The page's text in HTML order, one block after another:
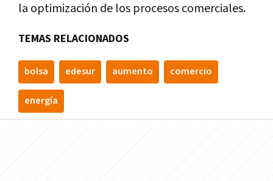
la optimización de los procesos comerciales.
TEMAS RELACIONADOS
bolsa edesur aumento comercio
energí­a